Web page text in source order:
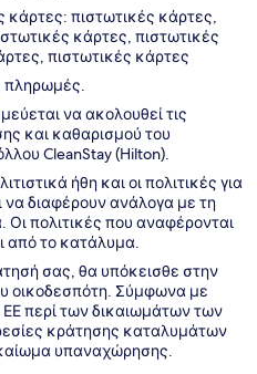
κάρτες: πιστωτικές κάρτες,
κάρτες, πιστωτικές
πιστωτικές κάρτες
πληρωμές.
να ακολουθεί τις
και καθαρισμού του
CleanStay (Hilton).
ήθη και οι πολιτικές για
να διαφέρουν ανάλογα με τη
πολιτικές που αναφέρονται
από το κατάλυμα.
σας, θα υπόκεισθε στην
οικοδεσπότη. Σύμφωνα με
περί των δικαιωμάτων των
κράτησης καταλυμάτων
υπαναχώρησης.